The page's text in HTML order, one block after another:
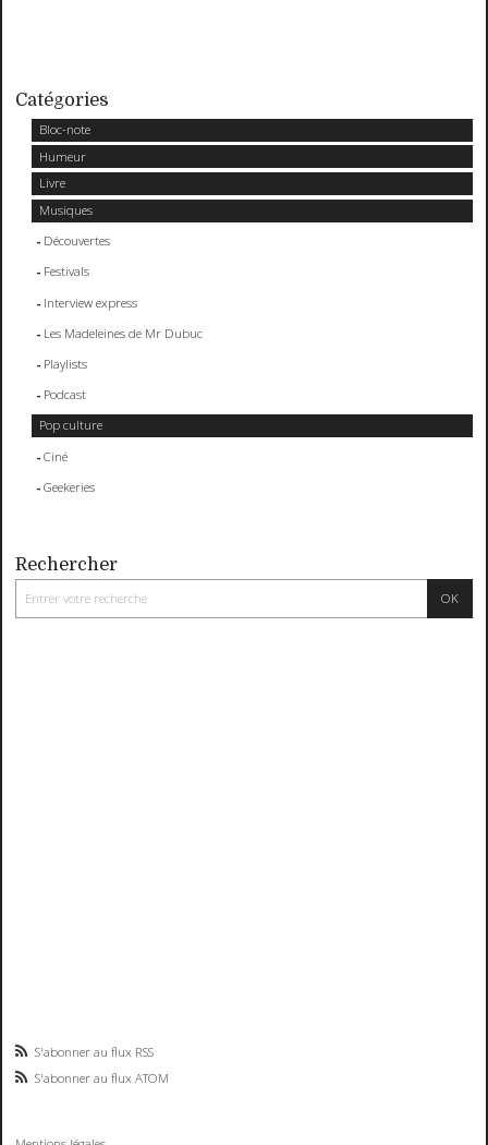
Catégories
Bloc-note
Humeur
Livre
Musiques
Découvertes
Festivals
Interview express
Les Madeleines de Mr Dubuc
Playlists
Podcast
Pop culture
Ciné
Geekeries
Rechercher
S'abonner au flux RSS
S'abonner au flux ATOM